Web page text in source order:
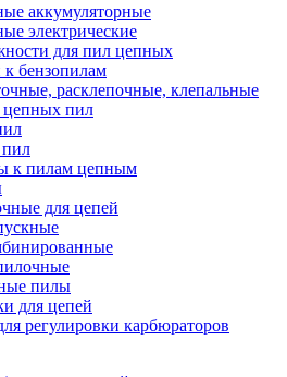
аккумуляторные
электрические
для пил цепных
бензопилам
расклепочные, клепальные
пил
к пилам цепным
для цепей
пилы
для цепей
регулировки карбюраторов